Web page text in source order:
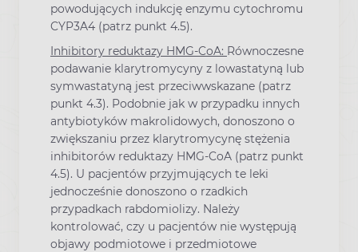
powodujących indukcję enzymu cytochromu
CYP3A4 (patrz punkt 4.5).
Inhibitory reduktazy HMG-CoA: Równoczesne
podawanie klarytromycyny z lowastatyną lub
symwastatyną jest przeciwwskazane (patrz
punkt 4.3). Podobnie jak w przypadku innych
antybiotyków makrolidowych, donoszono o
zwiększaniu przez klarytromycynę stężenia
inhibitorów reduktazy HMG-CoA (patrz punkt
4.5). U pacjentów przyjmujących te leki
jednocześnie donoszono o rzadkich
przypadkach rabdomiolizy. Należy
kontrolować, czy u pacjentów nie występują
objawy podmiotowe i przedmiotowe